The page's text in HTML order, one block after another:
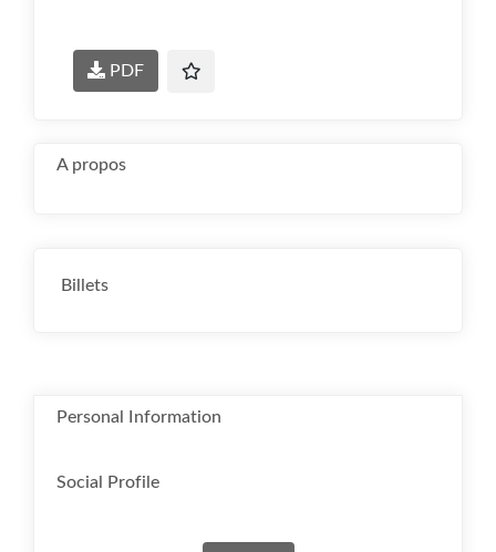
PDF
A propos
Billets
Personal Information
Social Profile